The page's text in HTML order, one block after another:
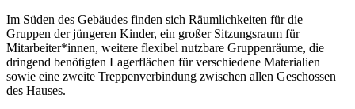
Im Süden des Gebäudes finden sich Räumlichkeiten für die
Gruppen der jüngeren Kinder, ein großer Sitzungsraum für
Mitarbeiter*innen, weitere flexibel nutzbare Gruppenräume, die
dringend benötigten Lagerflächen für verschiedene Materialien
sowie eine zweite Treppenverbindung zwischen allen Geschossen
des Hauses.